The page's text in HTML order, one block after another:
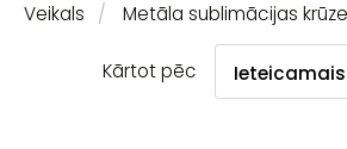
Veikals Metāla sublimācijas
Kārtot pēc